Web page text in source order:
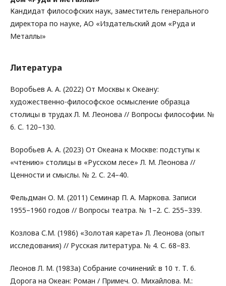
Кандидат философских наук, заместитель генерального
директора по науке, АО «Издательский дом «Руда и
Металлы»
Литература
Воробьев А. А. (2022) От Москвы к Океану:
художественно-философское осмысление образца
столицы в трудах Л. М. Леонова // Вопросы философии. №
6. С. 120–130.
Воробьев А. А. (2023) От Океана к Москве: подступы к
«чтению» столицы в «Русском лесе» Л. М. Леонова //
Ценности и смыслы. № 2. С. 24–40.
Фельдман О. М. (2011) Семинар П. А. Маркова. Записи
1955–1960 годов // Вопросы театра. № 1–2. С. 255–339.
Козлова С.М. (1986) «Золотая карета» Л. Леонова (опыт
исследования) // Русская литература. № 4. С. 68–83.
Леонов Л. М. (1983а) Собрание сочинений: в 10 т. Т. 6.
Дорога на Океан: Роман / Примеч. О. Михайлова. М.: